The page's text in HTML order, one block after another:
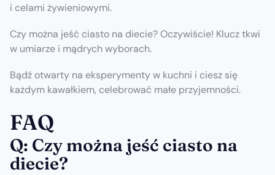
i celami żywieniowymi.
Czy można jeść ciasto na diecie? Oczywiście! Klucz tkwi
w umiarze i mądrych wyborach.
Bądź otwarty na eksperymenty w kuchni i ciesz się
każdym kawałkiem, celebrować małe przyjemności.
FAQ
Q: Czy można jeść ciasto na
diecie?